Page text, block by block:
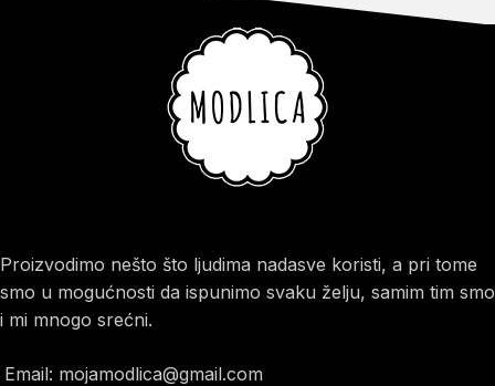
Proizvodimo nešto što ljudima nadasve koristi, a pri tome
smo u mogućnosti da ispunimo svaku želju, samim tim smo
i mi mnogo srećni.
Email: mojamodlica@gmail.com